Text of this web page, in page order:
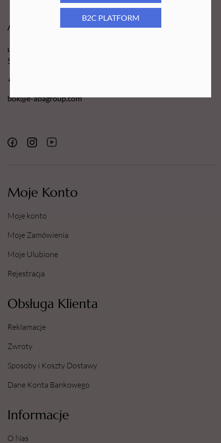
B2C PLATFORM
Moje Konto
Moje konto
Moje Zamówienia
Moje Ulubione
Rejestracja
Obsługa Klienta
Reklamacje
Zwroty
Sposoby i Koszty Dostawy
Dane Konta Bankowego
Informacje
O Nas
Aba Group
ul. Robotnicza 70D
53-608 Wrocław
+48 71 727 60 16
bok@e-abagroup.com